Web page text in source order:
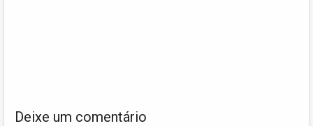
Deixe um comentário